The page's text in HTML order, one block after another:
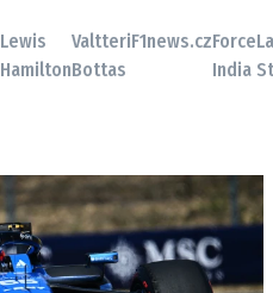
Lewis
Hamilton
Valtteri
Bottas
F1news.czForce
India